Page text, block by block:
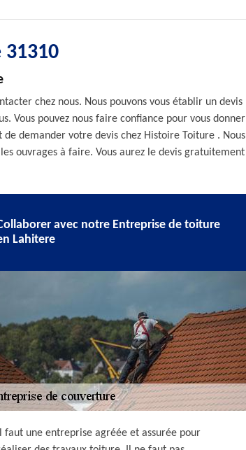
chez nous. Nous pouvons vous établir un devis
Vous pouvez nous faire confiance pour vous donner
demander votre devis chez Histoire Toiture . Nous
ouvrages à faire. Vous aurez le devis gratuitement
avec notre Entreprise de toiture
Lahitere
Il faut une entreprise agréée et assurée pour